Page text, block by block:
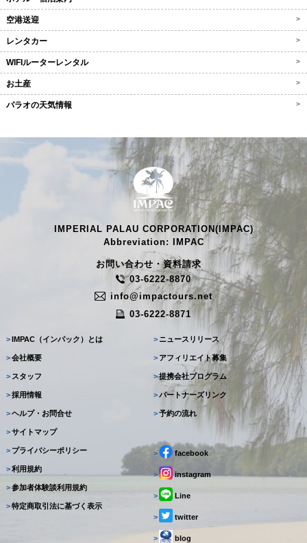
空港送迎 >
レンタカー >
WIFIルーターレンタル >
お土産 >
パラオの天気情報 >
IMPERIAL PALAU CORPORATION(IMPAC)
Abbreviation: IMPAC
お問い合わせ・資料請求
03-6222-8870
info@impactours.net
03-6222-8871
> IMPAC（インパック）とは
>会社概要
> スタッフ
>採用情報
>ヘルプ・お問合せ
>サイトマップ
> ニュースリリース
> アフィリエイト募集
>提携会社プログラム
>パートナーズリンク
>予約の流れ
> プライバシーポリシー
>利用規約
>参加者体験談利用規約
>特定商取引法に基づく表示
> facebook
> instagram
> Line
> twitter
> blog